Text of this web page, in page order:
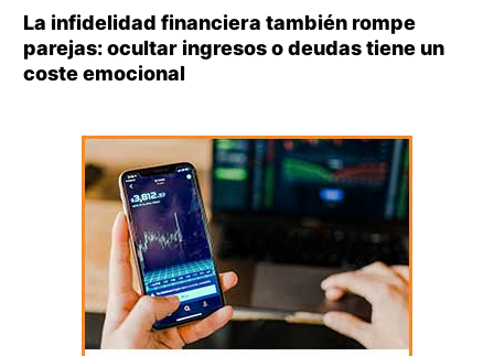
La infidelidad financiera también rompe
parejas: ocultar ingresos o deudas tiene un
coste emocional